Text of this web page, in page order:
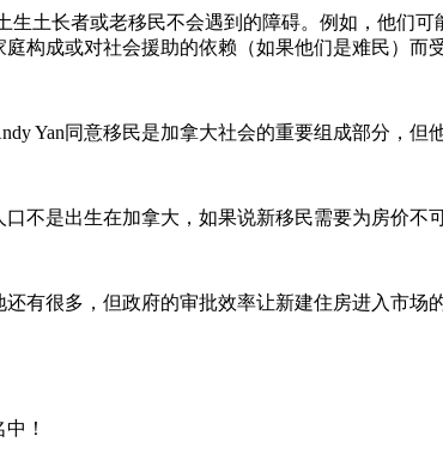
生土长者或老移民不会遇到的障碍。例如，他们
构成或对社会援助的依赖（如果他们是难民）而
Yan同意移民是加拿大社会的重要组成部分，但
不是出生在加拿大，如果说新移民需要为房价不
有很多，但政府的审批效率让新建住房进入市
！